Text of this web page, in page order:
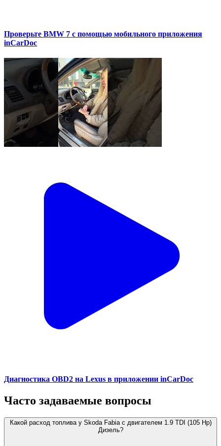
Проверьте BMW 7 с помощью мобильного приложения
inCarDoc
Диагностика OBD2 на Lexus в приложении inCarDoc
Часто задаваемые вопросы
Какой расход топлива у Skoda Fabia с двигателем 1.9 TDI (105 Hp)
Дизель?